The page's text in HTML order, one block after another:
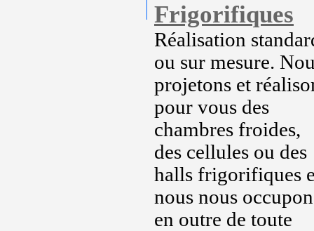
Frigorifiques
Réalisation
ou sur mesure.
projetons et
pour vous des
chambres froides,
des cellules ou des
halls frigorifiques
nous nous
en outre de toute